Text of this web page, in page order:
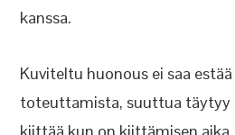
kanssa.
Kuviteltu huonous ei saa
toteuttamista, suuttua täytyy